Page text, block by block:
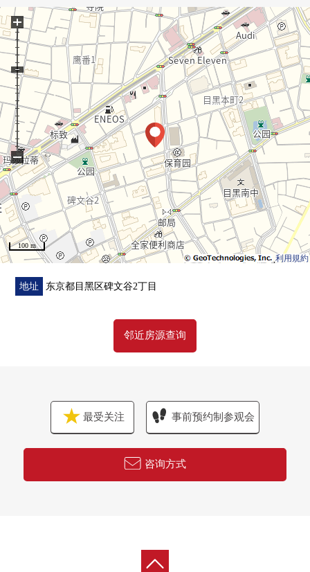
利用規約
100 m
+
−
地址 东京都目黑区碑文谷2丁目
邻近房源查询
最受关注 事前预约制参观会
咨询方式